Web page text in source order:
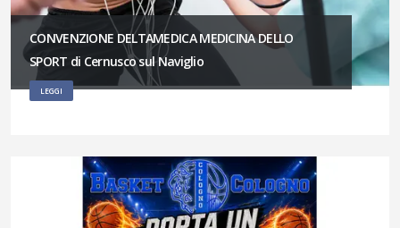
CONVENZIONE DELTAMEDICA MEDICINA DELLO
SPORT di Cernusco sul Naviglio
LEGGI